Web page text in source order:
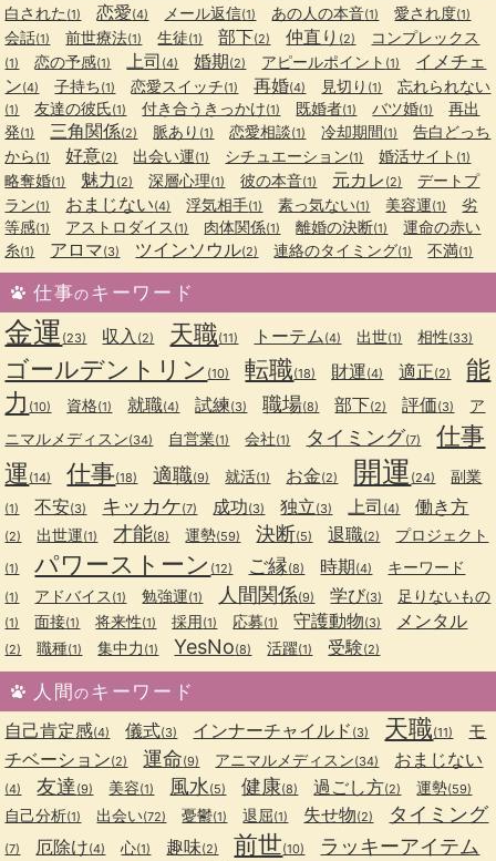
白された (1) 恋愛(4) メール返信(1) あの人の本音(1) 愛され度(1)
会話(1) 前世療法(1) 生徒(1) 部下(2) 仲直り (2) コンプレックス
(1) 恋の予感(1) 上司 (4) 婚期(2) アピールポイント (1)
イメチェ
ン(4) 子持ち(1) 恋愛スイッチ(1) 再婚(4) 見切り (1) 忘れられない
(1) 友達の彼氏(1) 付き合うきっかけ(1) 既婚者(1) バツ婚(1)
再出
発(1) 三角関係(2) 脈あり (1) 恋愛相談(1) 冷却期間(1)
告白どっち
から (1) 好意(2) 出会い運(1) シチュエーション(1) 婚活サイト (1)
略奪婚(1) 魅力 (2) 深層心理(1) 彼の本音(1) 元カレ (2)
デートプ
ラン(1) おまじない(4) 浮気相手(1) 素っ気ない(1) 美容運(1)
劣
等感(1) アストロダイス (1) 肉体関係(1) 離婚の決断(1)
運命の赤い
糸(1) アロマ(3) ツインソウル(2) 連絡のタイミング(1) 不満(1)
仕事のキーワード
金運 (23) 収入 (2) 天職(11) トーテム(4) 出世(1) 相性(33)
ゴールデントリン (10) 転職(18) 財運(4) 適正(2)
能
力 (10) 資格(1) 就職(4) 試練(3) 職場(8) 部下(2) 評価(3)
ア
ニマルメディスン(34) 自営業(1) 会社(1) タイミング(7)
仕事
運 (14) 仕事(18) 適職(9) 就活(1) お金(2) 開運 (24) 副業
(1) 不安(3) キッカケ(7) 成功(3) 独立(3) 上司 (4) 働き方
(2) 出世運(1) 才能(8) 運勢(59) 決断(5) 退職(2) プロジェクト
(1) パワーストーン (12) ご縁(8) 時期(4) キーワード
(1) アドバイス (1) 勉強運(1) 人間関係(9) 学び(3) 足りないもの
(1) 面接(1) 将来性(1) 採用(1) 応募(1) 守護動物(3) メンタル
(2) 職種(1) 集中力 (1) YesNo(8) 活躍(1) 受験(2)
人間のキーワード
自己肯定感(4) 儀式(3) インナーチャイルド (3) 天職(11)
モ
チベーション(2) 運命(9) アニマルメディスン(34) おまじない
(4) 友達 (9) 美容(1) 風水(5) 健康(8) 過ごし方(2) 運勢(59)
自己分析(1) 出会い(72) 憂鬱(1) 退屈(1) 失せ物(2) タイミング
(7) 厄除け(4) 心(1) 趣味(2) 前世(10) ラッキーアイテム